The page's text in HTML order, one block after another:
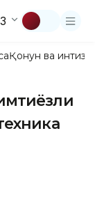
Қонун ва